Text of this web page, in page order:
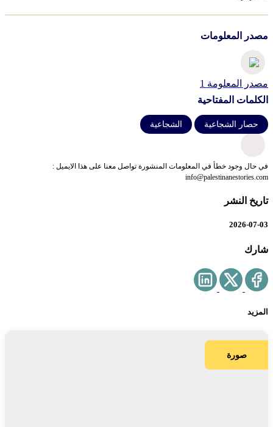
مصدر المعلومات
مصدر المعلومة 1
الكلمات المفتاحية
حصار الشجاعية الشجاعية
في حال وجود خطأ في المعلومات المنشورة تواصل معنا على هذا الايميل :
info@palestinanestories.com
تاريخ النشر
2026-07-03
شارك
المزيد
صورة